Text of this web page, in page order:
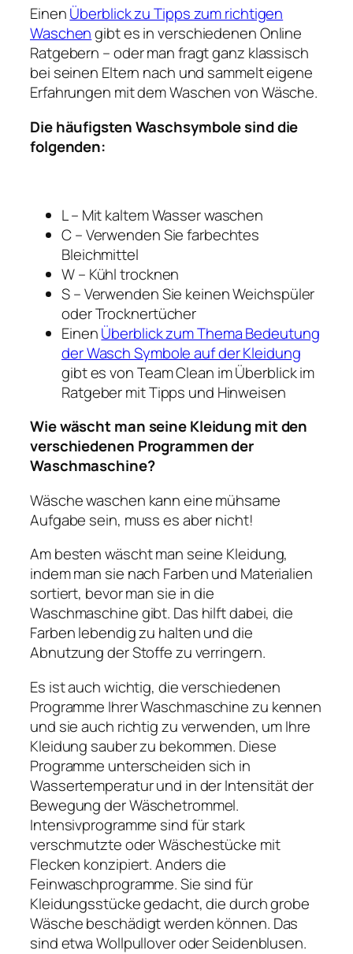
EinenÜberblick zu Tipps zum richtigen
Waschengibt es in verschiedenen Online
Ratgebern – oder man fragt ganz klassisch
bei seinen Eltern nach und sammelt eigene
Erfahrungen mit dem Waschen von Wäsche.
Die häufigsten Waschsymbole sind die
folgenden:
L – Mit kaltem Wasser waschen
C – Verwenden Sie farbechtes
Bleichmittel
W – Kühl trocknen
S – Verwenden Sie keinen Weichspüler
oder Trocknertücher
EinenÜberblick zum Thema Bedeutung
der Wasch Symbole auf der Kleidung
gibt es von Team Clean im Überblick im
Ratgeber mit Tipps und Hinweisen
Wie wäscht man seine Kleidung mit den
verschiedenen Programmen der
Waschmaschine?
Wäsche waschen kann eine mühsame
Aufgabe sein, muss es aber nicht!
Am besten wäscht man seine Kleidung,
indem man sie nach Farben und Materialien
sortiert, bevor man sie in die
Waschmaschine gibt. Das hilft dabei, die
Farben lebendig zu halten und die
Abnutzung der Stoffe zu verringern.
Es ist auch wichtig, die verschiedenen
Programme Ihrer Waschmaschine zu kennen
und sie auch richtig zu verwenden, um Ihre
Kleidung sauber zu bekommen. Diese
Programme unterscheiden sich in
Wassertemperatur und in der Intensität der
Bewegung der Wäschetrommel.
Intensivprogramme sind für stark
verschmutzte oder Wäschestücke mit
Flecken konzipiert. Anders die
Feinwaschprogramme. Sie sind für
Kleidungsstücke gedacht, die durch grobe
Wäsche beschädigt werden können. Das
sind etwa Wollpullover oder Seidenblusen.